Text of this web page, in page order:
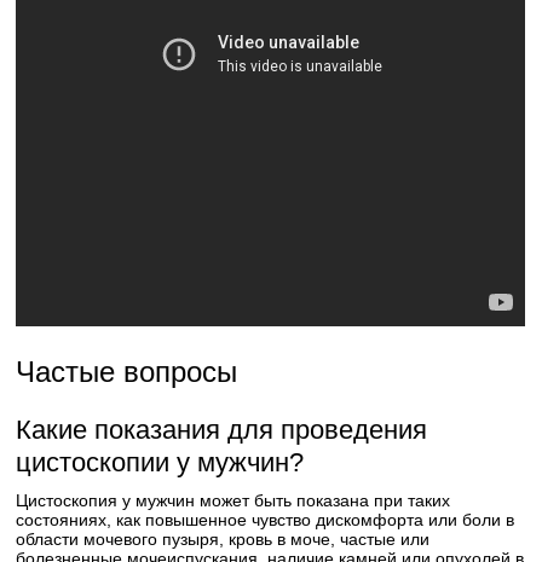
Частые вопросы
Какие показания для проведения
цистоскопии у мужчин?
Цистоскопия у мужчин может быть показана при таких
состояниях, как повышенное чувство дискомфорта или боли в
области мочевого пузыря, кровь в моче, частые или